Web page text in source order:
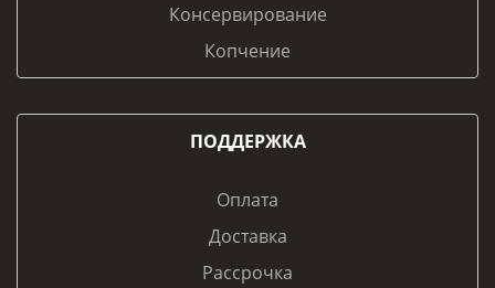
Консервирование
Копчение
ПОДДЕРЖКА
Оплата
Доставка
Рассрочка